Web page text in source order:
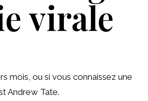
virale
mois, ou si vous connaissez une
Andrew Tate.